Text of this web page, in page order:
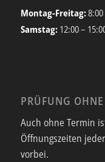
Montag-Freitag:
Samstag: 12:00 –
PRÜFUNG
Auch ohne Termin
Öffnungszeiten
vorbei.